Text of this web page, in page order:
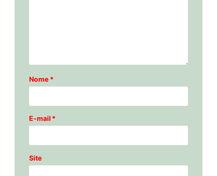
Nome *
E-mail *
Site